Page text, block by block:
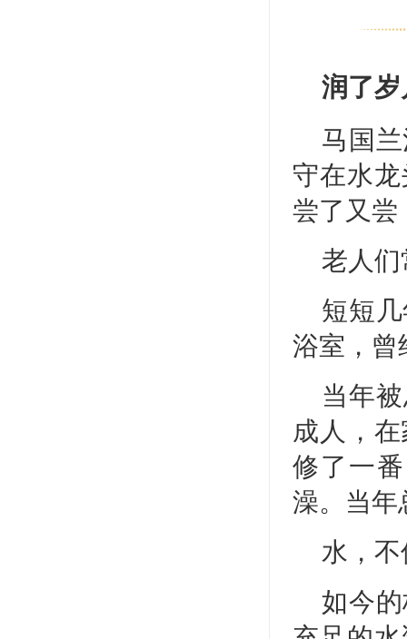
润了
马国
守在水
尝了又尝
老人们
短短
浴室，曾
当年
成人，
修了一
澡。当年
水，
如今